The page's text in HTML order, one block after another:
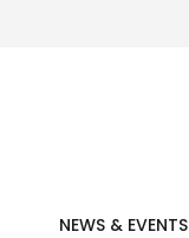
NEWS & EVENTS